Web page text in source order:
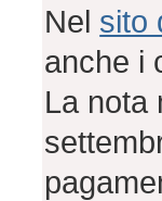
Nel sito
anche i
La nota